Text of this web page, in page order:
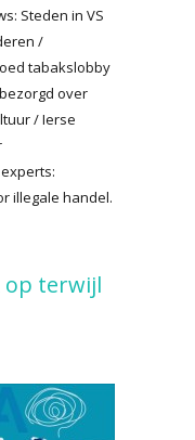
Steden in VS
/
tabakslobby
over
/ Ierse
illegale handel.
op terwijl